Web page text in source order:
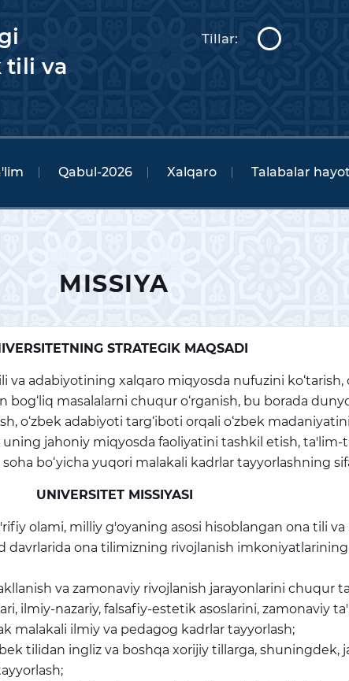
tili va
Tillar:
Qabul-2026 Xalqaro Talabalar
MISSIYA
STRATEGIK MAQSADI
va adabiyotining xalqaro miqyosda nufuzini ko‘tarish,
masalalarni chuqur o‘rganish, bu borada
o‘zbek adabiyoti targ‘iboti orqali o‘zbek
jahoniy miqyosda faoliyatini tashkil etish, ta'lim-
bo‘yicha yuqori malakali kadrlar tayyorlashning
UNIVERSITET MISSIYASI
olami, milliy g'oyaning asosi hisoblangan ona tili
ona tilimizning rivojlanish
va zamonaviy rivojlanish jarayonlarini chuqur
ilmiy-nazariy, falsafiy-estetik asoslarini, zamonaviy
malakali ilmiy va pedagog kadrlar tayyorlash;
tilidan ingliz va boshqa xorijiy tillarga,